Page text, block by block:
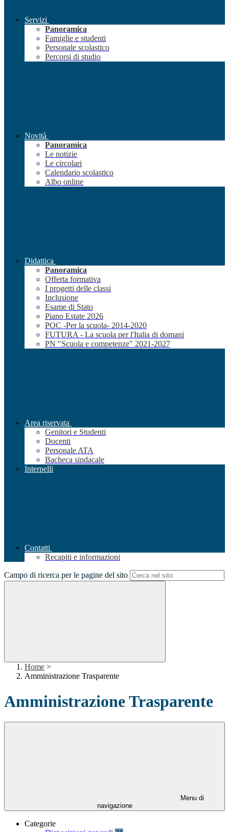
Servizi
Panoramica
Famiglie e studenti
Personale scolastico
Percorsi di studio
Novità
Panoramica
Le notizie
Le circolari
Calendario scolastico
Albo online
Didattica
Panoramica
Offerta formativa
I progetti delle classi
Inclusione
Esame di Stato
Piano Estate 2026
POC -Per la scuola- 2014-2020
FUTURA - La scuola per l'Italia di domani
PN "Scuola e competenze" 2021-2027
Area riservata
Genitori e Studenti
Docenti
Personale ATA
Bacheca sindacale
Interpelli
Contatti
Recapiti e informazioni
Campo di ricerca per le pagine del sito
Home >
Amministrazione Trasparente
Amministrazione Trasparente
Menu di
navigazione
Categorie